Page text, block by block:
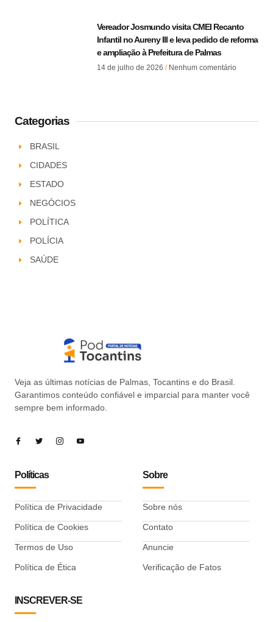
Vereador Josmundo visita CMEI Recanto
Infantil no Aureny III e leva pedido de reforma
e ampliação à Prefeitura de Palmas
14 de julho de 2026 Nenhum comentário
Categorias
BRASIL
CIDADES
ESTADO
NEGÓCIOS
POLÍTICA
POLÍCIA
SAÚDE
Veja as últimas notícias de Palmas, Tocantins e do Brasil.
Garantimos conteúdo confiável e imparcial para manter você
sempre bem informado.
Políticas
Política de Privacidade
Política de Cookies
Termos de Uso
Política de Ética
Sobre
Sobre nós
Contato
Anuncie
Verificação de Fatos
INSCREVER-SE